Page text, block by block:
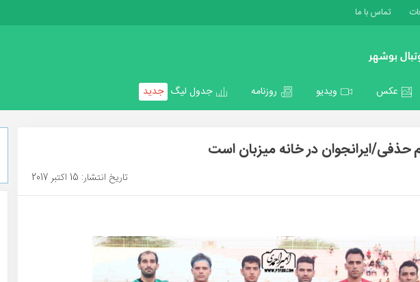
تماس با ما
عکس ویدیو روزنامه جدول لیگ جدید
حذفی/ایرانجوان در خانه میزبان است
تاریخ انتشار: 15 اکتبر 2017